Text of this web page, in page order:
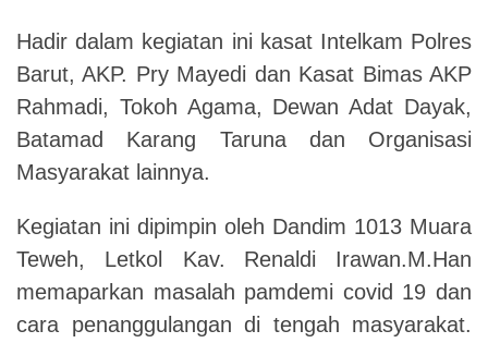
Hadir dalam kegiatan ini kasat Intelkam Polres
Barut, AKP. Pry Mayedi dan Kasat Bimas AKP
Rahmadi, Tokoh Agama, Dewan Adat Dayak,
Batamad Karang Taruna dan Organisasi
Masyarakat lainnya.
Kegiatan ini dipimpin oleh Dandim 1013 Muara
Teweh, Letkol Kav.
Renaldi Irawan.M.Han
memaparkan masalah pamdemi covid 19 dan
cara penanggulangan di tengah masyarakat.